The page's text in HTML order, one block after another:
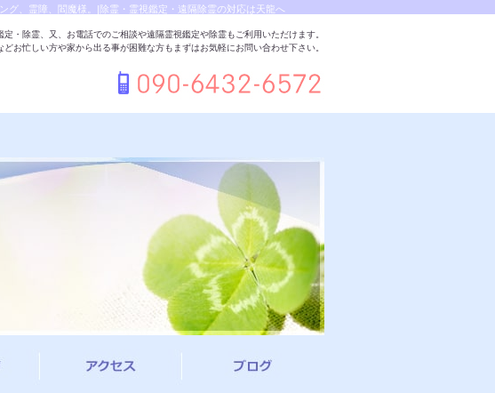
グ、霊障、閻魔様。|除霊・霊視鑑定・遠隔除霊の対応は天龍へ
・除霊、又、お電話でのご相談や遠隔霊視鑑定や除霊もご利用いただけます。
どお忙しい方や家から出る事が困難な方もまずはお気軽にお問い合わせ下さい。